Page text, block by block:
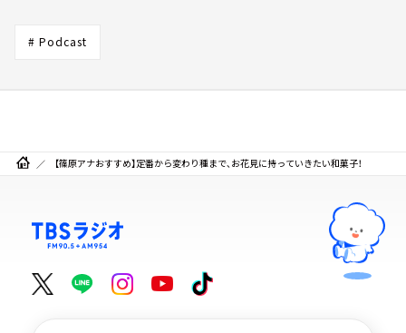
# Podcast
【篠原アナおすすめ】定番から変わり種まで、お花見に持っていきたい和菓子！